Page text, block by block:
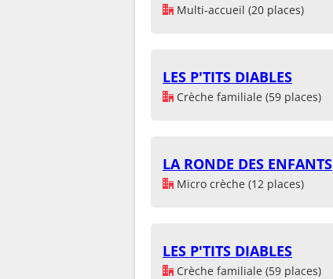
Multi-accueil (20 places)
LES P'TITS DIABLES
Crèche familiale (59 places)
LA RONDE DES ENFANTS
Micro crèche (12 places)
LES P'TITS DIABLES
Crèche familiale (59 places)